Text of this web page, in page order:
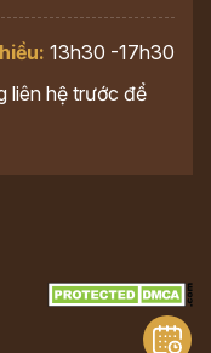
13h30 -17h30
liên hệ trước để